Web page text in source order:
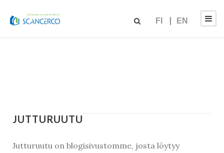
FI EN
JUTTURUUTU
Jutturuutu on blogisivustomme, josta löytyy